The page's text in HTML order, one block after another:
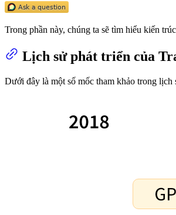
Trong phần này, chúng ta sẽ tìm hiểu kiến
Lịch sử phát triển của
Dưới đây là một số mốc tham khảo trong lịch